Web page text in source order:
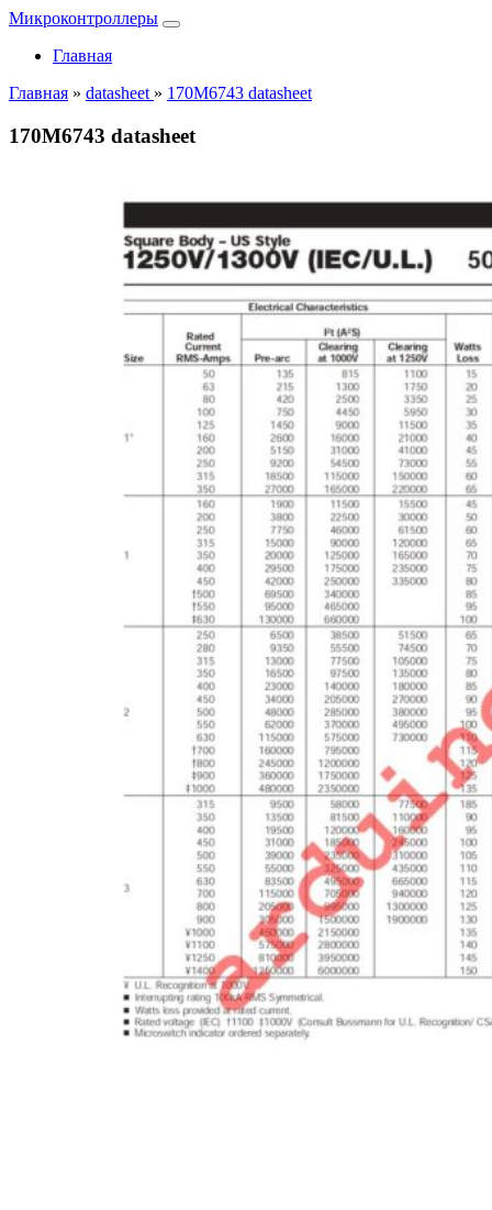
Микроконтроллеры
Главная
Главная » datasheet » 170M6743 datasheet
170M6743 datasheet